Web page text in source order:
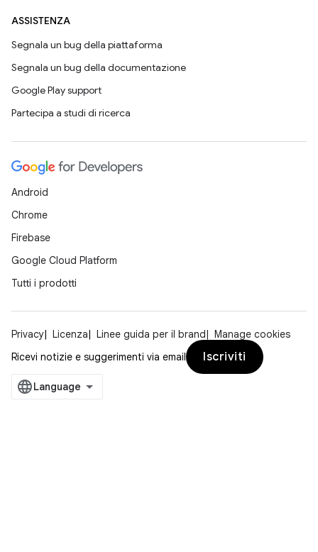
ASSISTENZA
Segnala un bug della piattaforma
Segnala un bug della documentazione
Google Play support
Partecipa a studi di ricerca
Android
Chrome
Firebase
Google Cloud Platform
Tutti i prodotti
Privacy Licenza Linee guida per il brand
Manage cookies
Ricevi notizie e suggerimenti via email
Iscriviti